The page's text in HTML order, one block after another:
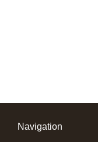
Navigation